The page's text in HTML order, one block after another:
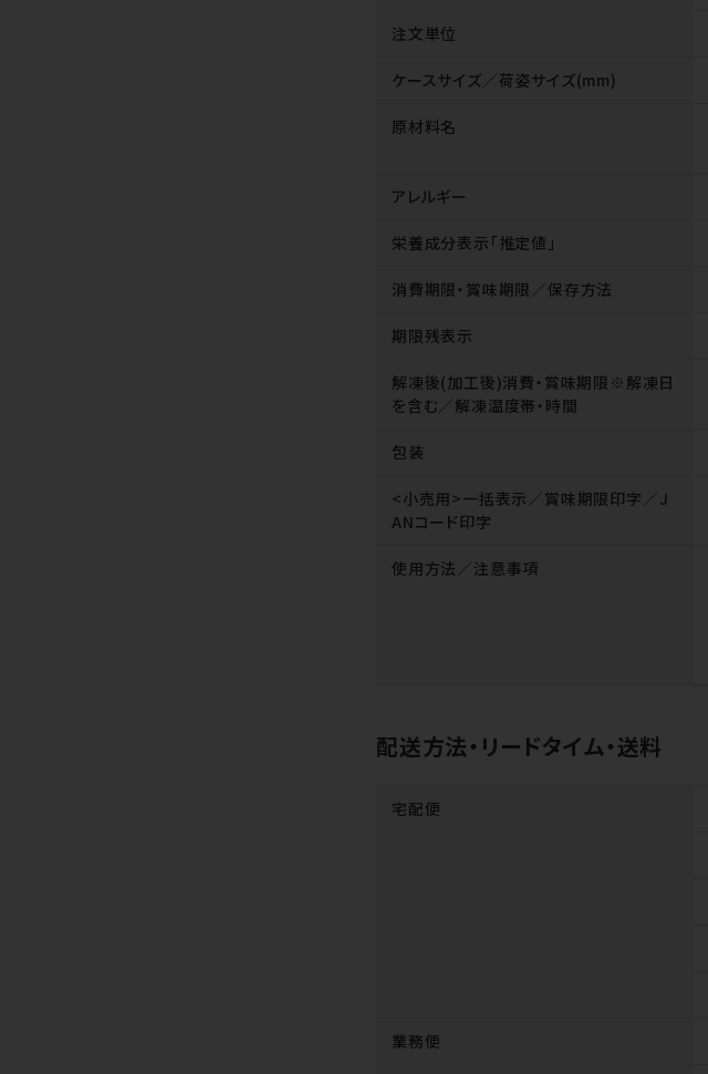
注文単位
ケースサイズ／荷姿サイズ(mm)
原材料名
アレルギー
栄養成分表示「推定値」
消費期限・賞味期限／保存方法
期限残表示
解凍後(加工後)消費・賞味期限※解凍日
を含む／解凍温度帯・時間
包装
<小売用>一括表示／賞味期限印字／J
ANコード印字
使用方法／注意事項
配送方法・リードタイム・送料
宅配便
業務便